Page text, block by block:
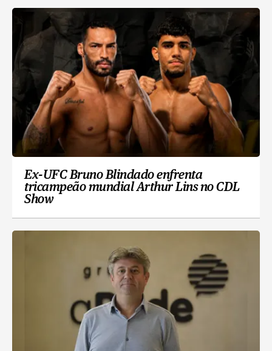
Ex-UFC Bruno Blindado enfrenta
tricampeão mundial Arthur Lins no CDL
Show